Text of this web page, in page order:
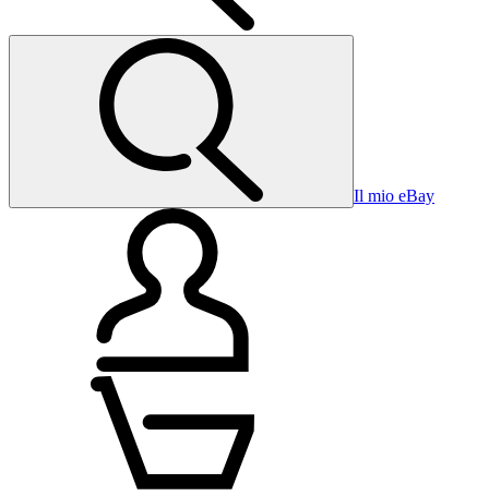
Il mio eBay